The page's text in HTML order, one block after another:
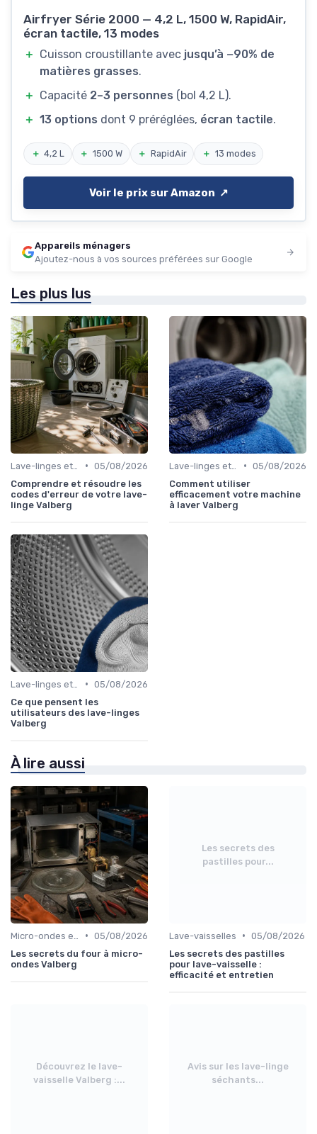
Airfryer Série 2000 — 4,2 L, 1500 W, RapidAir,
écran tactile, 13 modes
＋ Cuisson croustillante avec jusqu’à −90% de
matières grasses.
＋ Capacité 2–3 personnes (bol 4,2 L).
＋ 13 options dont 9 préréglées, écran tactile.
＋ 4,2 L ＋ 1500 W ＋ RapidAir ＋ 13 modes
Voir le prix sur Amazon ↗️
Appareils ménagers
Ajoutez-nous à vos sources préférées sur Google
Les plus lus
• 05/08/2026
Comprendre et résoudre les
codes d'erreur de votre lave-
linge Valberg
• 05/08/2026
Comment utiliser
efficacement votre machine
à laver Valberg
• 05/08/2026
Ce que pensent les
utilisateurs des lave-linges
Valberg
À lire aussi
• 05/08/2026
Les secrets du four à micro-
ondes Valberg
Les secrets des
pastilles pour...
Lave-vaisselles • 05/08/2026
Les secrets des pastilles
pour lave-vaisselle :
efficacité et entretien
Découvrez le lave-
vaisselle Valberg :...
Avis sur les lave-linge
séchants...